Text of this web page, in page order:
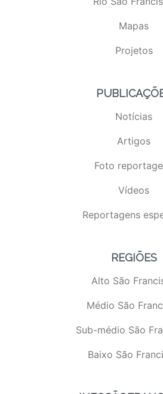
Mapas
Projetos
Notícias
Artigos
Foto
Vídeos
Reportagens
REGIÕES
Alto São
Médio São
Sub-médio São
Baixo São